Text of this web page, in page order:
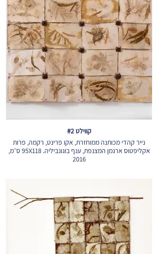
קווילט #2
נייר קהדי מכותנה ממוחזרת, אקו פרינט, רקמה, פרות
אקליפטוס ארגמן המצנפת, ענף בוגונביליה. 95X118 ס״מ,
2016